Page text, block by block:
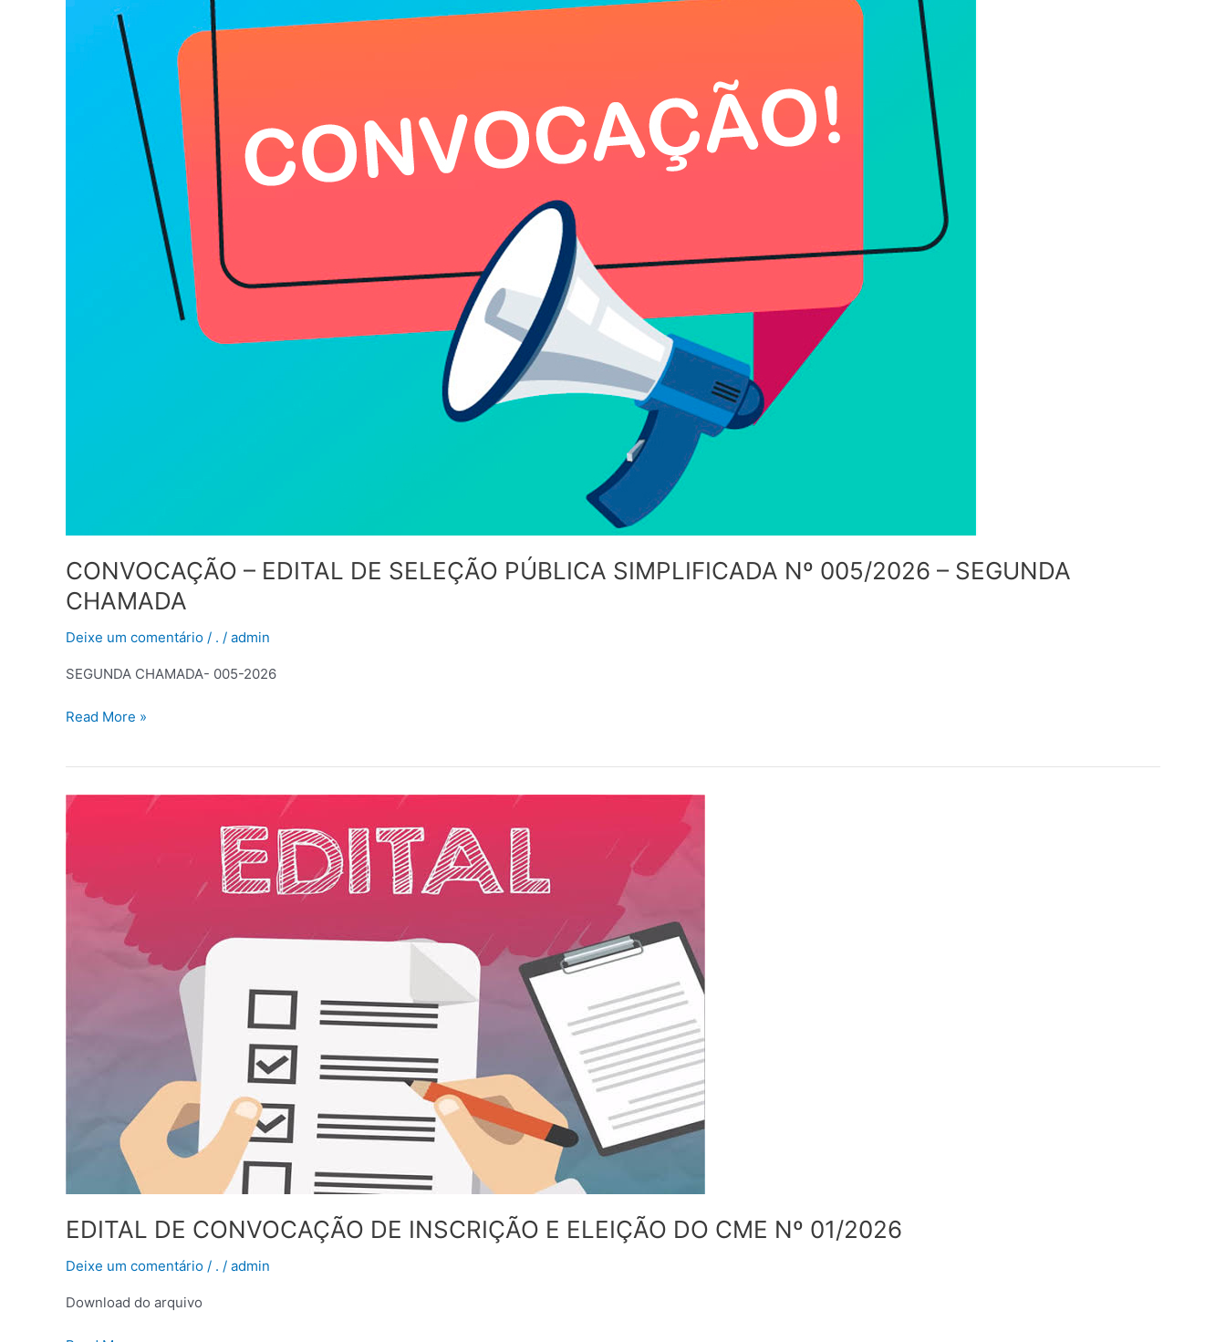
CONVOCAÇÃO – EDITAL DE SELEÇÃO PÚBLICA SIMPLIFICADA Nº 005/2026 – SEGUNDA
CHAMADA
Deixe um comentário / . / admin
SEGUNDA CHAMADA- 005-2026
SIMPLIFICADA
Read More »
EDITAL DE CONVOCAÇÃO DE INSCRIÇÃO E ELEIÇÃO DO CME Nº 01/2026
Deixe um comentário / . / admin
Download do arquivo
EDITAL
CONVOCAÇÃO
DE
INSCRIÇÃO